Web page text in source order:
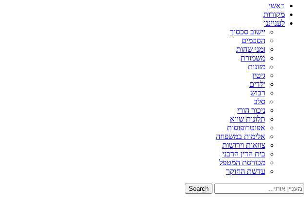
ראשי
מקורות
לענייננו
יישוב סכסוך
הסכמים
זמני שהות
משמורת
מזונות
גיטין
ילדים
רכוש
סלב
ניכור הורי
תלונות שווא
אפוטרופוסות
אלימות במשפחה
צוואות וירושות
בית הדין הרבני
מכורסת המטפל
עדשת החוקר
Search